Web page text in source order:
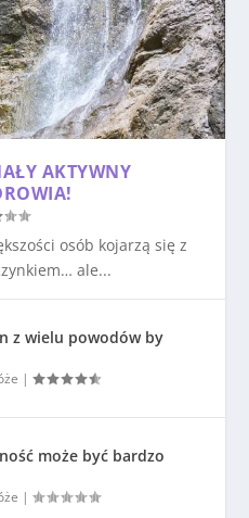
AKTYWNY
osób kojarzą się z
ale...
z wielu powodów by
|
może być bardzo
|